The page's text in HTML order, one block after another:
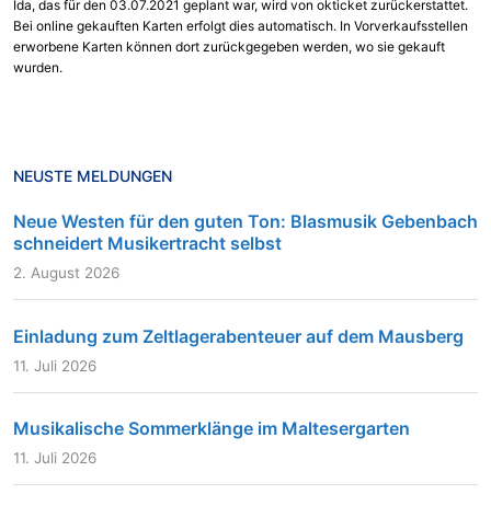
Ida, das für den 03.07.2021 geplant war, wird von okticket zurückerstattet.
Bei online gekauften Karten erfolgt dies automatisch. In Vorverkaufsstellen
erworbene Karten können dort zurückgegeben werden, wo sie gekauft
wurden.
NEUSTE MELDUNGEN
Neue Westen für den guten Ton: Blasmusik Gebenbach
schneidert Musikertracht selbst
2. August 2026
Einladung zum Zeltlagerabenteuer auf dem Mausberg
11. Juli 2026
Musikalische Sommerklänge im Maltesergarten
11. Juli 2026